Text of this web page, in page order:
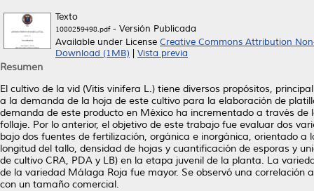
Texto
1080259498.pdf- Versión Publicada
Available under License Creative Commons Attribution
Download (1MB)
Vista previa
Resumen
El cultivo de la vid (Vitis vinifera L.) tiene diversos propósitos,
a la demanda de la hoja de este cultivo para la elaboración de
demanda de este producto en México ha incrementado a través
follaje. Por lo anterior, el objetivo de este trabajo fue evaluar dos
bajo dos fuentes de fertilización, orgánica e inorgánica, orientado
longitud del tallo, densidad de hojas y cuantificación de esporas y
de cultivo CRA, PDA y LB) en la etapa juvenil de la planta. La
de la variedad Málaga Roja fue mayor. Se observó una
con un tamaño comercial.